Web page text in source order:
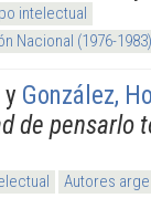
intelectual
Nacional (1976-1983)
y González,
de pensarlo
Autores